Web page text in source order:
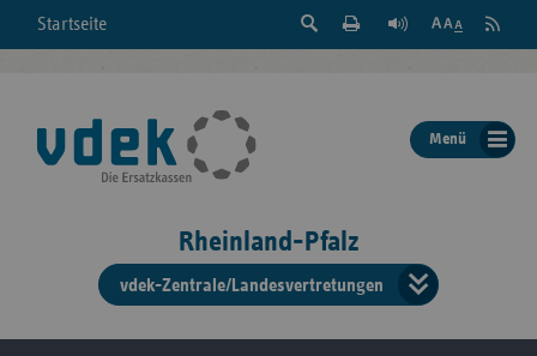
Startseite
Suche
der
Seite
Feed
Menü
Rheinland-Pfalz
vdek-Zentrale/Landesvertretungen
der